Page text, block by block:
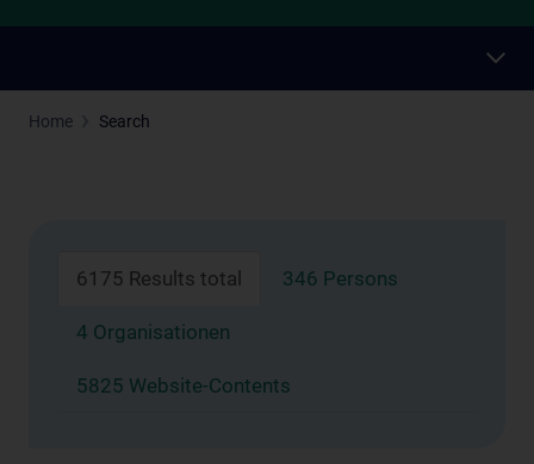
Home Search
6175 Results total 346 Persons
4 Organisationen
5825 Website-Contents